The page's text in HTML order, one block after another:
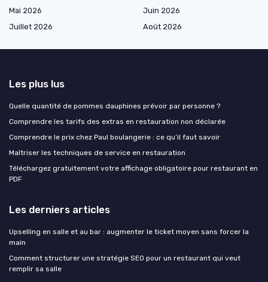
Mai 2026
Juin 2026
Juillet 2026
Août 2026
Les plus lus
Quelle quantité de pommes dauphines prévoir par personne ?
Comprendre les tarifs des extras en restauration non déclarée
Comprendre le prix chez Paul boulangerie : ce qu’il faut savoir
Maîtriser les techniques de service en restauration
Téléchargez gratuitement votre affichage obligatoire pour restaurant en
PDF
Les derniers articles
Upselling en salle et au bar : augmenter le ticket moyen sans forcer la
main
Comment structurer une stratégie SEO pour un restaurant qui veut
remplir sa salle